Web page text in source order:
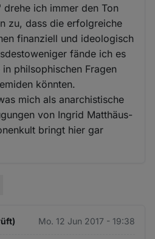
ich immer den Ton
zu, dass die erfolgreiche
finanziell und ideologisch
fände ich es
philsophischen Fragen
könnten.
mich als anarchistische
von Ingrid Matthäus-
bringt hier gar
Mo. 12 Jun 2017 - 19:38